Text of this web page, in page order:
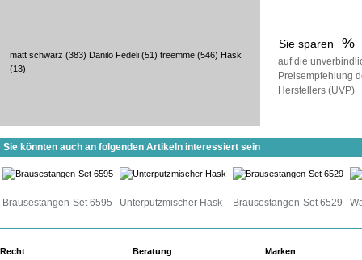
Sie sparen %
auf die
Preisempfehlung
Herstellers (UVP)
matt schwarz (383) Danilo Fedeli (51) treemme (546) Hask
(13)
Sie könnten auch an folgenden Artikeln interessiert sein
Brausestangen-Set 6595 Unterputzmischer Hask Brausestangen-Set 6529
Recht
Beratung
Marken